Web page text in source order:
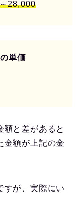
28,000
単価
額と差があると
金額が上記の金
すが、実際にい